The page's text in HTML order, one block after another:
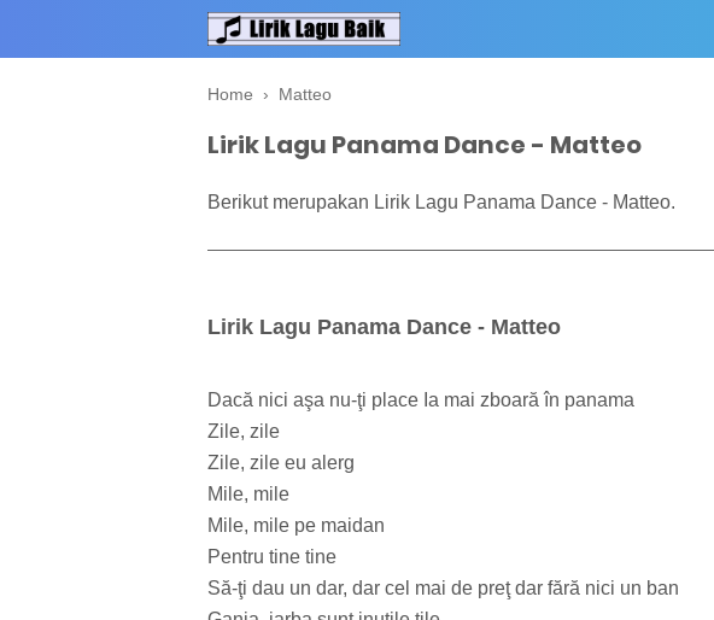
Home › Matteo
Lirik Lagu Panama Dance - Matteo
Berikut merupakan Lirik Lagu Panama Dance - Matteo.
Lirik Lagu Panama Dance - Matteo
Dacă nici aşa nu-ţi place Ia mai zboară în panama
Zile, zile
Zile, zile eu alerg
Mile, mile
Mile, mile pe maidan
Pentru tine tine
Să-ţi dau un dar, dar cel mai de preţ dar fără nici un ban